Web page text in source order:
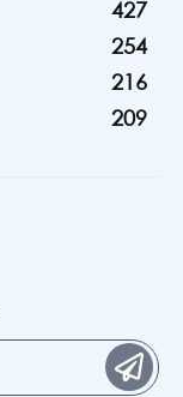
427
254
216
209